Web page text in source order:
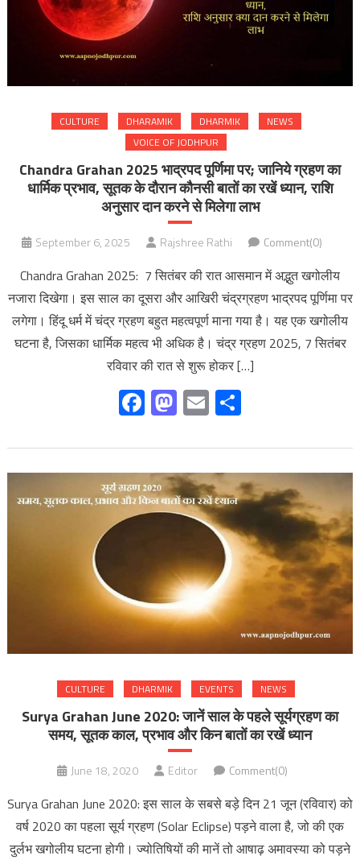
CULTURE DHARAMIK DHARMIK
NEWS
VOICE OF JODHPUR
Chandra Grahan 2025 भाद्रपद पूर्णिमा पर; जानिये ग्रहण का
धार्मिक प्रभाव, सूतक के दौरान कौनसी बातों का रखें ध्यान, राशि
अनुसार दान करने से मिलेगा लाभ
September 6, 2025 Rajshree Rathi Comment(0)
Chandra Grahan 2025: 7 सितंबर की रात आसमान में अद्भुत खगोलीय
नजारा दिखेगा। इस साल का दूसरा और आखिरी चंद्रग्रहण भाद्रपद पूर्णिमा पर
लगेगा। हिंदू धर्म में चंद्र ग्रहण बहुत महत्वपूर्ण माना गया है। यह एक खगोलीय
घटना है, जिसका धार्मिक महत्व भी अधिक है। चंद्र ग्रहण 2025, 7 सितंबर
रविवार की रात से शुरू होकर […]
Facebook
Mastodon
Email
CULTURE DHARMIK EVENTS NEWS
Surya Grahan June 2020: जानें साल के पहले सूर्यग्रहण का
समय, सूतक काल, प्रभाव और किन बातों का रखें ध्यान
June 18, 2020 Editor Comment(0)
Surya Grahan June 2020: इस साल के सबसे बड़े दिन 21 जून (रविवार) को
वर्ष 2020 का पहला सूर्य ग्रहण (Solar Eclipse) पड़ने वाला है, जो की एक
दुर्लभ खगोलीय घटना होगी। ज्योतिषियों की मानें तो आषाढ़ अमावस्या को पड़ने